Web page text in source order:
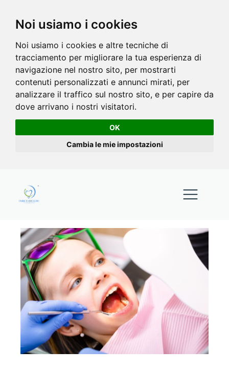
Noi usiamo i cookies
Noi usiamo i cookies e altre tecniche di
tracciamento per migliorare la tua esperienza di
navigazione nel nostro sito, per mostrarti
contenuti personalizzati e annunci mirati, per
analizzare il traffico sul nostro sito, e per capire da
dove arrivano i nostri visitatori.
OK
Cambia le mie impostazioni